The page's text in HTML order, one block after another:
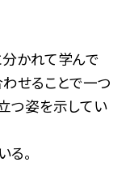
かれて学んで
せることで一つ
つ姿を示してい
。